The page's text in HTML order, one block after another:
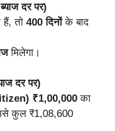
दर पर)
तो 400 दिनोंके बाद
मिलेगा।
दर पर)
₹1,00,000 का
कुल ₹1,08,600